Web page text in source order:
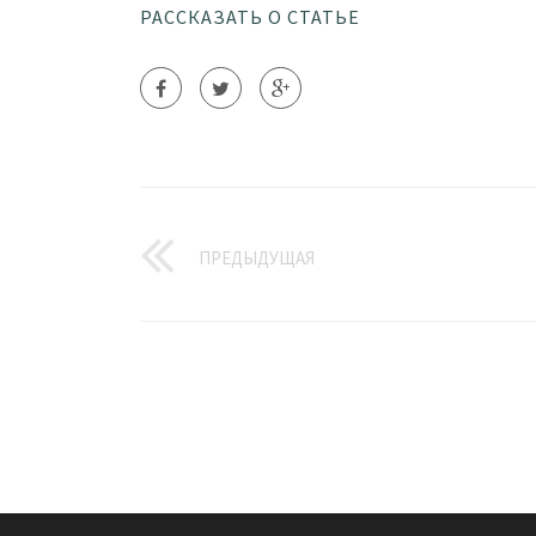
РАССКАЗАТЬ О СТАТЬЕ
ПРЕДЫДУЩАЯ